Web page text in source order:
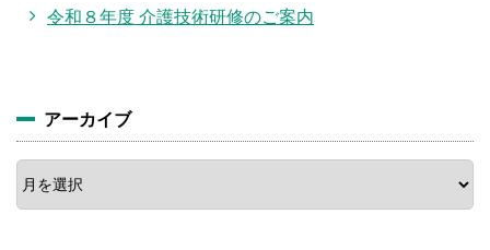
令和８年度 介護技術研修のご案内
アーカイブ
ア
ー
カ